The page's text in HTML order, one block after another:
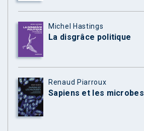
Michel Hastings
La disgrâce politique
Renaud Piarroux
Sapiens et les microbes